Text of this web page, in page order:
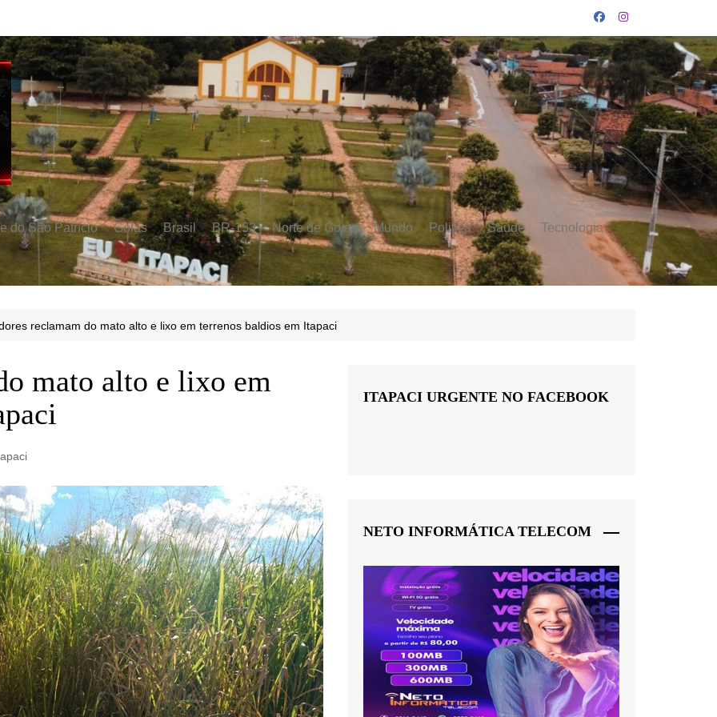
do São Patrício Goiás Brasil BR-153 Norte de Goiás Mundo Politica Saúde Tecnologia
reclamam do mato alto e lixo em terrenos baldios em Itapaci
mato alto e lixo em
ITAPACI URGENTE NO FACEBOOK
NETO INFORMÁTICA TELECOM